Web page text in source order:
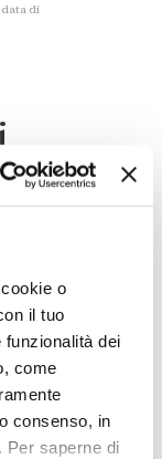
o
il tuo
dei
come
consenso, in
. Per saperne di
data di